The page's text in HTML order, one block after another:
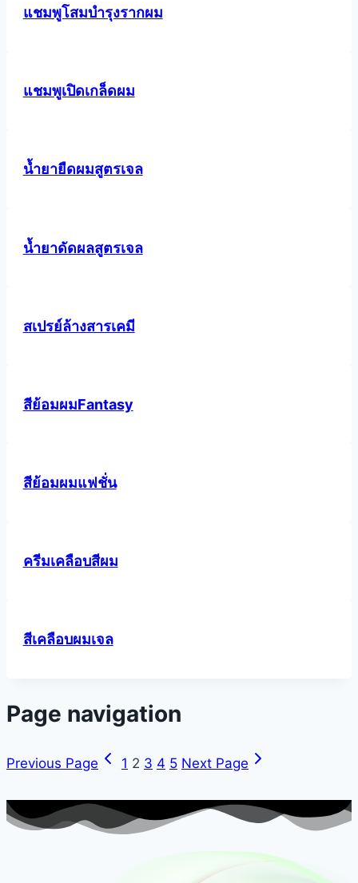
แชมพูโสมบำรุงรากผม
แชมพูเปิดเกล็ดผม
น้ำยายืดผมสูตรเจล
น้ำยาดัดผลสูตรเจล
สเปรย์ล้างสารเคมี
สีย้อมผมFantasy
สีย้อมผมแฟชั่น
ครีมเคลือบสีผม
สีเคลือบผมเจล
Page navigation
Previous Page 1 2 3 4 5 Next Page